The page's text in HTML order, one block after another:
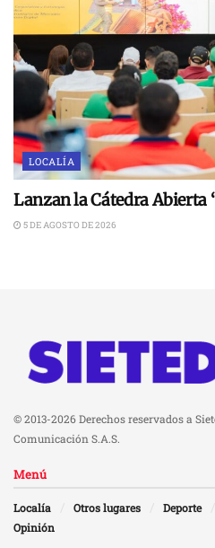
LOCALÍA
Lanzan la Cátedra Abierta
5 DE AGOSTO DE 2026
© 2013-2026 Derechos reservados a
Comunicación S.A.S.
Menú
Localía Otros lugares Deporte
Opinión